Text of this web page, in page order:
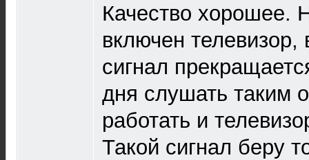
Качество хорошее.
включен
сигнал
дня слушать таким
работать и
Такой сигнал беру